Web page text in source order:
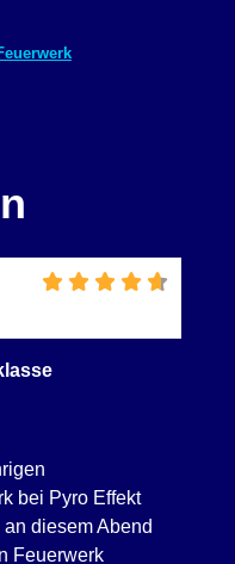
bei Pyro Effekt
diesem Abend
Feuerwerk